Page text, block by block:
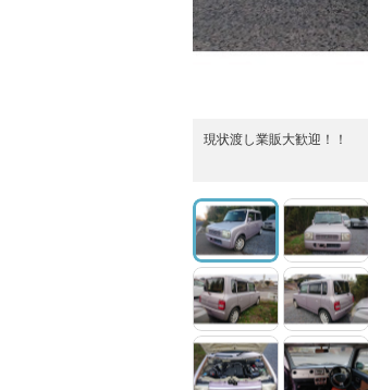
現状渡し業販大歓迎！！